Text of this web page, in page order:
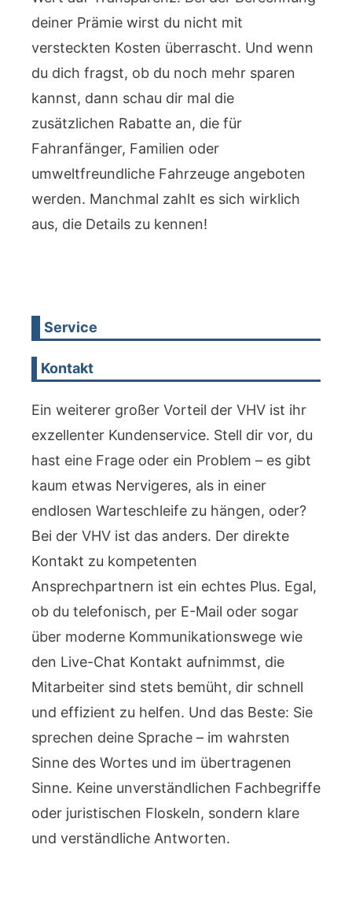
deiner Prämie wirst du nicht mit
versteckten Kosten überrascht. Und wenn
du dich fragst, ob du noch mehr sparen
kannst, dann schau dir mal die
zusätzlichen Rabatte an, die für
Fahranfänger, Familien oder
umweltfreundliche Fahrzeuge angeboten
werden. Manchmal zahlt es sich wirklich
aus, die Details zu kennen!
Service
Kontakt
Ein weiterer großer Vorteil der VHV ist ihr
exzellenter Kundenservice. Stell dir vor, du
hast eine Frage oder ein Problem – es gibt
kaum etwas Nervigeres, als in einer
endlosen Warteschleife zu hängen, oder?
Bei der VHV ist das anders. Der direkte
Kontakt zu kompetenten
Ansprechpartnern ist ein echtes Plus. Egal,
ob du telefonisch, per E-Mail oder sogar
über moderne Kommunikationswege wie
den Live-Chat Kontakt aufnimmst, die
Mitarbeiter sind stets bemüht, dir schnell
und effizient zu helfen. Und das Beste: Sie
sprechen deine Sprache – im wahrsten
Sinne des Wortes und im übertragenen
Sinne. Keine unverständlichen Fachbegriffe
oder juristischen Floskeln, sondern klare
und verständliche Antworten.